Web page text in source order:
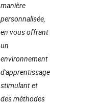
manière
personnalisée,
en vous offrant
un
environnement
d'apprentissage
stimulant et
des méthodes